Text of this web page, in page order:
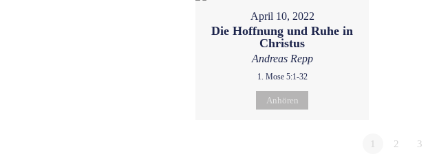
April 10, 2022
Die Hoffnung und Ruhe in
Christus
Andreas Repp
1. Mose 5:1-32
Anhören
1 2 3